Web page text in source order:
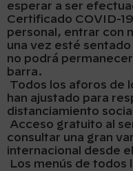
esperar a ser
Certificado COVID-
personal, entrar con
una vez esté
no podrá
barra.
Todos los aforos de
han ajustado para
distanciamiento
Acceso gratuito al
consultar una gran
internacional desde
Los menús de todos